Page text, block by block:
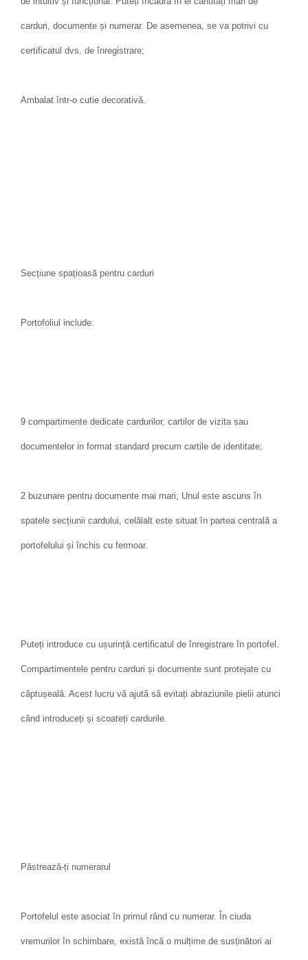
carduri, documente și numerar. De asemenea, se va potrivi cu
certificatul dvs. de înregistrare;
Ambalat într-o cutie decorativă.
Secțiune spațioasă pentru carduri
Portofoliul include:
9 compartimente dedicate cardurilor, cartilor de vizita sau
documentelor in format standard precum cartile de identitate;
2 buzunare pentru documente mai mari; Unul este ascuns în
spatele secțiunii cardului, celălalt este situat în partea centrală a
portofelului și închis cu fermoar.
Puteți introduce cu ușurință certificatul de înregistrare în portofel.
Compartimentele pentru carduri și documente sunt protejate cu
căptușeală. Acest lucru vă ajută să evitați abraziunile pielii atunci
când introduceți și scoateți cardurile.
Păstrează-ți numerarul
Portofelul este asociat în primul rând cu numerar. În ciuda
vremurilor în schimbare, există încă o mulțime de susținători ai